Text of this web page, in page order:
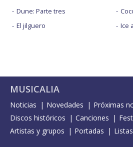
Dune: Parte tres
El jilguero
Ice
MUSICALIA
Noticias Novedades
Próximas
Discos históricos
Canciones
Artistas y grupos
Portadas Listas